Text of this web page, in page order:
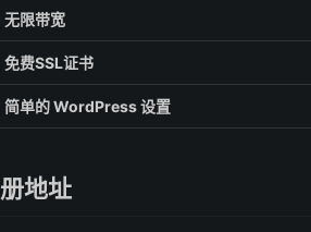
无限带宽
免费SSL证书
简单的 WordPress 设置
地址